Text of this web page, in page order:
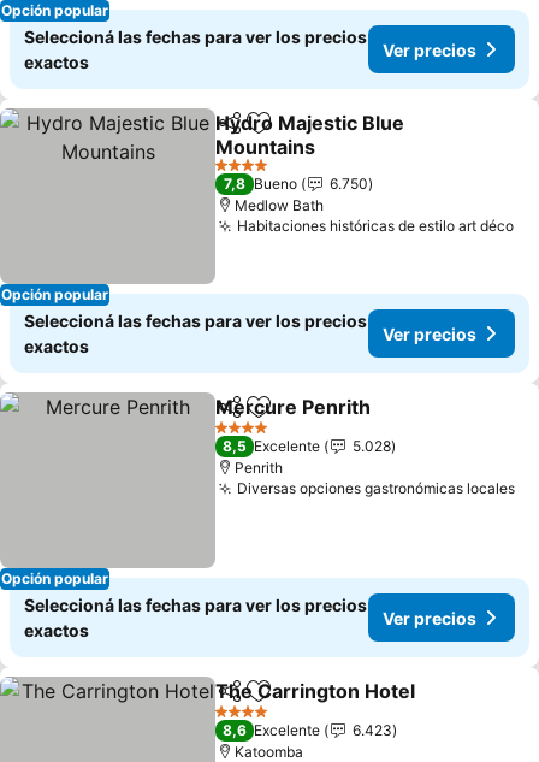
Opción popular
Seleccioná las fechas para ver los precios
exactos
Ver precios
Opción popular
CompartirAñadir a favoritos
Hydro Majestic Blue
Mountains
4 Estrellas
7,8 Bueno
6.750
Medlow Bath
Habitaciones históricas de estilo art déco
Seleccioná las fechas para ver los precios
exactos
Ver precios
Opción popular
CompartirAñadir a favoritos
Mercure Penrith
4 Estrellas
8,5 Excelente
5.028
Penrith
Diversas opciones gastronómicas locales
Seleccioná las fechas para ver los precios
exactos
Ver precios
CompartirAñadir a favoritos
The Carrington Hotel
4 Estrellas
8,6 Excelente
6.423
Katoomba